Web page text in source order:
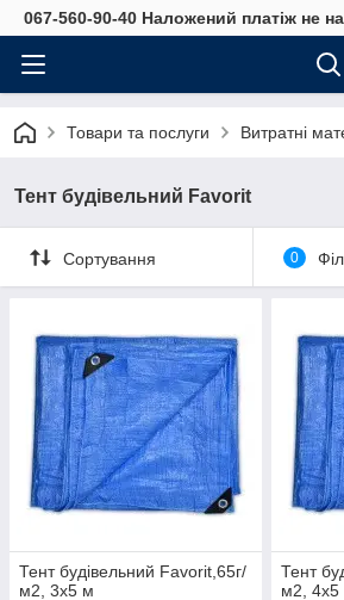
067-560-90-40 Наложений платіж не
Товари та послуги Витратні
Тент будівельний Favorit
Сортування 0
Тент будівельний Favorit,65г/
м2, 3х5 м
Тент
м2, 4х5